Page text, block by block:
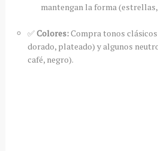
mantengan la forma
✅Colores:Compra tonos
dorado, plateado) y algunos
café, negro).